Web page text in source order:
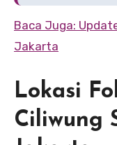
Baca Juga:
Jakarta
Lokasi
Ciliwung